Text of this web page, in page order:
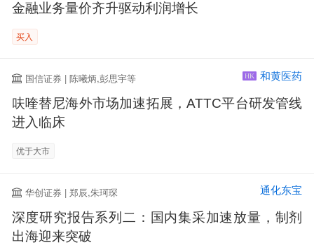
金融业务量价齐升驱动利润增长
买入
国信证券 | 陈曦炳,彭思宇等 HK 和黄医药
呋喹替尼海外市场加速拓展，ATTC平台研发管线
进入临床
优于大市
华创证券 | 郑辰,朱珂琛 通化东宝
深度研究报告系列二：国内集采加速放量，制剂
出海迎来突破